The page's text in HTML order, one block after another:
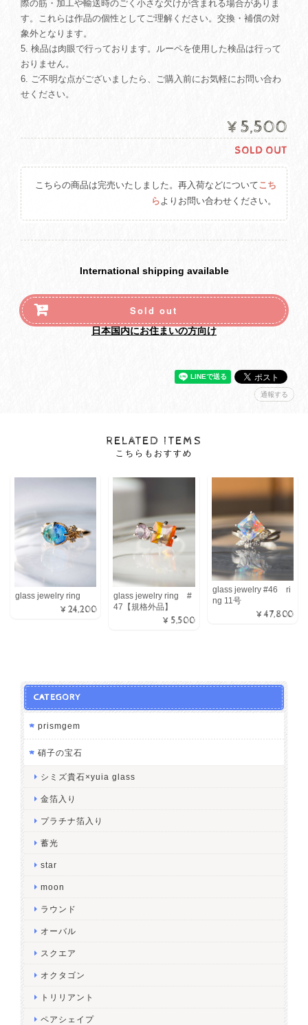
際の筋・加工や輸送時のごく小さな欠けが含まれる場合がありま
す。これらは作品の個性としてご理解ください。交換・補償の対
象外となります。
5. 検品は肉眼で行っております。ルーペを使用した検品は行って
おりません。
6. ご不明な点がございましたら、ご購入前にお気軽にお問い合わ
せください。
¥5,500
SOLD OUT
こちらの商品は完売いたしました。再入荷などについてこち
らよりお問い合わせください。
International shipping available
Sold out
日本国内にお住まいの方向け
通報する
RELATED ITEMS
こちらもおすすめ
glass jewelry ring
¥24,200
glass jewelry ring #
47【規格外品】
¥5,500
glass jewelry #46 ri
ng 11号
¥47,800
CATEGORY
prismgem
硝子の宝石
シミズ貴石×yuia glass
金箔入り
プラチナ箔入り
蓄光
star
moon
ラウンド
オーバル
スクエア
オクタゴン
トリリアント
ペアシェイプ